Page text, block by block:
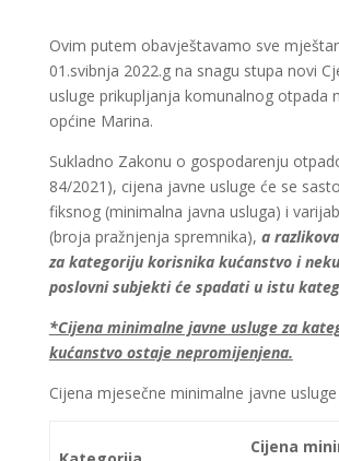
Ovim putem obavještavamo sve
01.svibnja 2022.g na snagu stupa novi
usluge prikupljanja komunalnog otpada
općine Marina.
Sukladno Zakonu o gospodarenju
84/2021), cijena javne usluge će se
fiksnog (minimalna javna usluga) i
(broja pražnjenja spremnika), a
za kategoriju korisnika kućanstvo i
poslovni subjekti će spadati u istu
*Cijena minimalne javne usluge za
kućanstvo ostaje nepromijenjena.
Cijena mjesečne minimalne javne
Cijena